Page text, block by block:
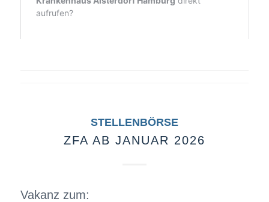
STELLENBÖRSE
ZFA AB JANUAR 2026
Vakanz zum: